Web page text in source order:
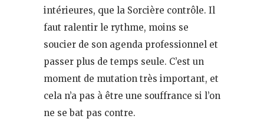
intérieures, que la Sorcière contrôle. Il
faut ralentir le rythme, moins se
soucier de son agenda professionnel et
passer plus de temps seule. C’est un
moment de mutation très important, et
cela n’a pas à être une souffrance si l’on
ne se bat pas contre.